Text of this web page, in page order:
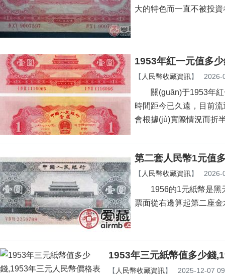
大的特色而一直不被投資
1953年紅一元值多
【 人民幣收藏資訊】 2026-
關(guān)于1953年紅一
時間距今已久遠，目前
會根據(jù)實際情況而折半
第二套人民幣1元值
【 人民幣收藏資訊】 2026-
1956的1元紙幣是黑天
票面從右邊算起第二座金水
1953年三元紙幣值多少錢
【 人民幣收藏資訊】 2025-12-07